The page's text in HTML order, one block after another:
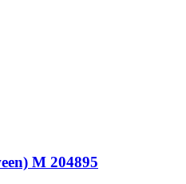
M 204895